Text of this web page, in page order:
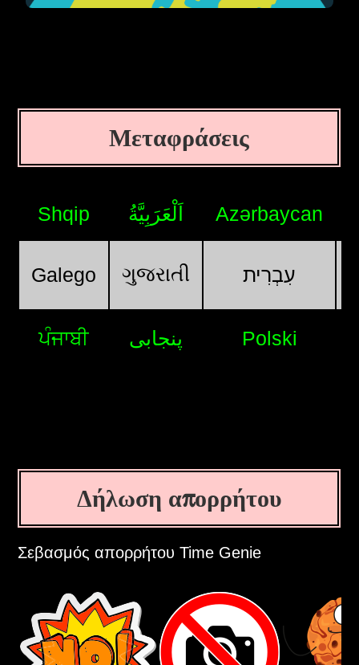
Μεταφράσεις
Shqip اَلْعَرَبِيَّةُ Azərbaycan
Galego ગુજરાતી עִבְרִית
ਪੰਜਾਬੀ پنجابی Polski
Δήλωση απορρήτου
Σεβασμός απορρήτου Time Genie